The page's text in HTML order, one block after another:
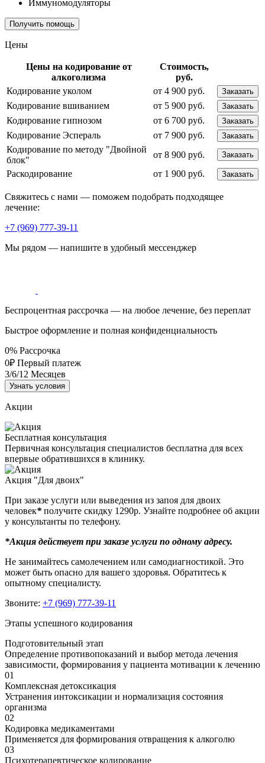
Иммуномодуляторы
Получить помощь
Цены
Цены на кодирование от
алкоголизма
Стоимость,
руб.
Кодирование уколом
от 4 900 руб. Заказать
Кодирование вшиванием от 5 900 руб. Заказать
Кодирование гипнозом от 6 700 руб. Заказать
Кодирование Эспераль от 7 900 руб. Заказать
Кодирование по методу "Двойной
блок"
от 8 900 руб. Заказать
Раскодирование от 1 900 руб. Заказать
Свяжитесь с нами — поможем подобрать подходящее
лечение:
+7 (969) 777-39-11
Мы рядом — напишите в удобный мессенджер
Беспроцентная рассрочка — на любое лечение, без переплат
Быстрое оформление и полная конфиденциальность
0% Рассрочка
0₽ Первый платеж
3/6/12 Месяцев
Узнать условия
Акции
Бесплатная консультация
Первичная консультация специалистов бесплатна для всех
впервые обратившихся в клинику.
Акция "Для двоих"
При заказе услуги или выведения из запоя для двоих
человек* получите скидку 1290р. Узнайте подробнее об акции
у консультанты по телефону.
*Акция действует при заказе услуги по одному адресу.
Не занимайтесь самолечением или самодиагностикой. Это
может быть опасно для вашего здоровья. Обратитесь к
опытному специалисту.
Звоните: +7 (969) 777-39-11
Этапы успешного кодирования
Подготовительный этап
Определение противопоказаний и выбор метода лечения
зависимости, формирования у пациента мотивации к лечению
01
Комплексная детоксикация
Устранения интоксикации и нормализация состояния
организма
02
Кодировка медикаментами
Применяется для формирования отвращения к алкоголю
03
Психотерапевтическое кодирование